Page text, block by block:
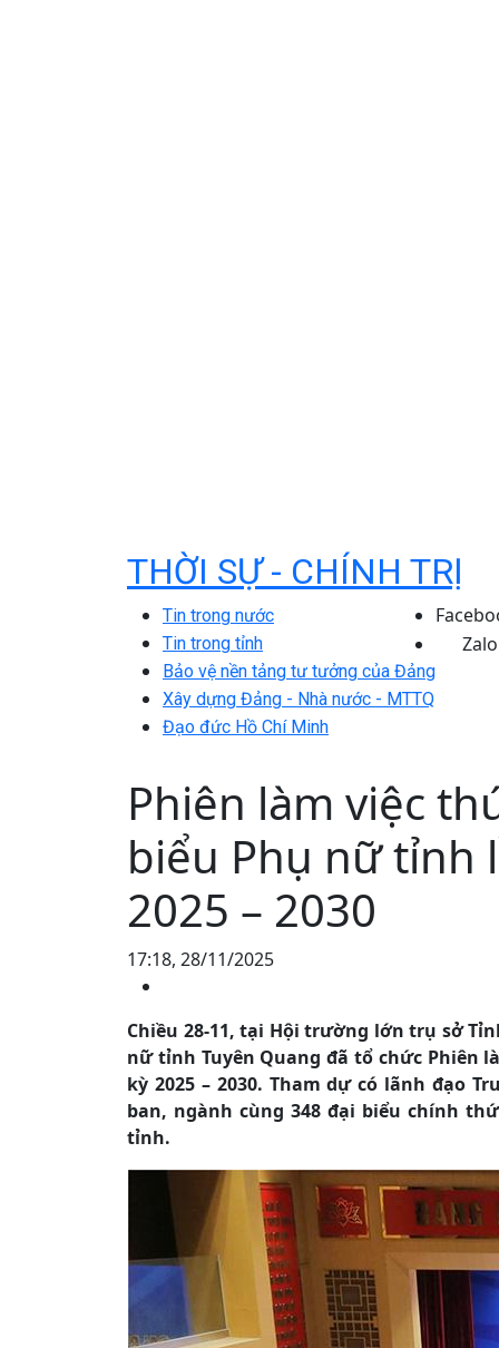
THỜI SỰ - CHÍNH TRỊ
Tin trong nước
Tin trong tỉnh
Bảo vệ nền tảng tư tưởng của Đảng
Xây dựng Đảng - Nhà nước - MTTQ
Đạo đức Hồ Chí Minh
Zalo
Phiên làm việc
biểu Phụ nữ tỉnh
2025 – 2030
17:18, 28/11/2025
Chiều 28-11, tại Hội trường lớn trụ sở
nữ tỉnh Tuyên Quang đã tổ chức Phiên
kỳ 2025 – 2030. Tham dự có lãnh đạo
ban, ngành cùng 348 đại biểu chính
tỉnh.